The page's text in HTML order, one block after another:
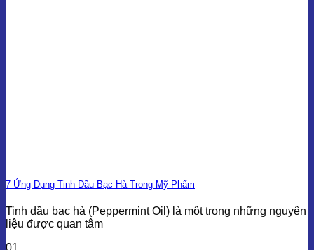
7 Ứng Dụng Tinh Dầu Bạc Hà Trong Mỹ Phẩm
Tinh dầu bạc hà (Peppermint Oil) là một trong những nguyên
liệu được quan tâm
01